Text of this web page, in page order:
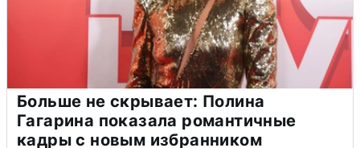
Больше не скрывает: Полина
Гагарина показала романтичные
кадры с новым избранником